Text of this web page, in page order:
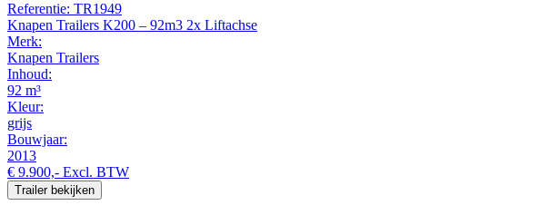
Referentie: TR1949
Knapen Trailers K200 – 92m3 2x Liftachse
Merk:
Knapen Trailers
Inhoud:
92 m³
Kleur:
grijs
Bouwjaar:
2013
€ 9.900,- Excl. BTW
Trailer bekijken